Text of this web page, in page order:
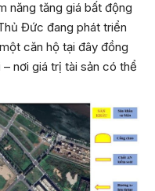
năng tăng giá bất động
Đức đang phát triển
căn hộ tại đây đồng
nơi giá trị tài sản có thể